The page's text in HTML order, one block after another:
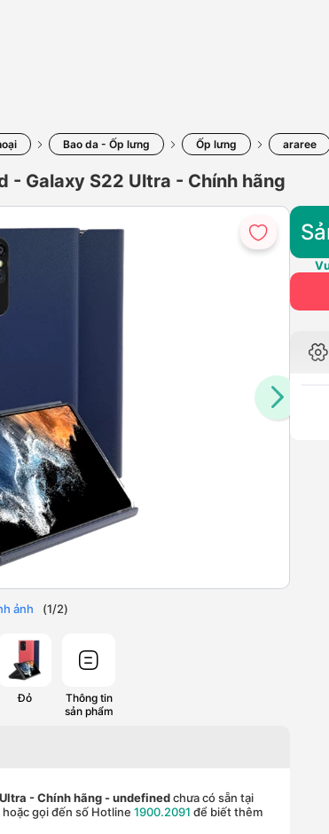
Bao da - Ốp lưng Ốp lưng araree
- Galaxy S22 Ultra - Chính hãng
ảnh (1/2)
Đỏ
Thông tin
sản phẩm
- Chính hãng - undefinedchưa có sẵn tại
gọi đến số Hotline 1900.2091 để biết thêm